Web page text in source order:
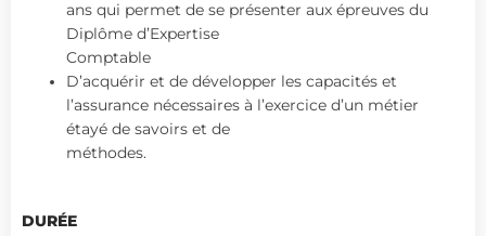
ans qui permet de se présenter aux épreuves du
Diplôme d’Expertise
Comptable
D’acquérir et de développer les capacités et
l’assurance nécessaires à l’exercice d’un métier
étayé de savoirs et de
méthodes.
DURÉE